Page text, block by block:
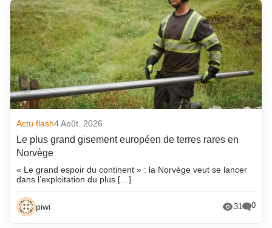
Actu flash4 Août. 2026
Le plus grand gisement européen de terres rares en
Norvège
« Le grand espoir du continent » : la Norvège veut se lancer
dans l’exploitation du plus […]
piwi 31 0